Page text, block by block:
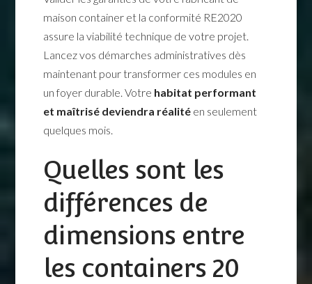
maison container et la conformité RE2020
assure la viabilité technique de votre projet.
Lancez vos démarches administratives dès
maintenant pour transformer ces modules en
un foyer durable. Votre habitat performant
et maîtrisé deviendra réalité en seulement
quelques mois.
Quelles sont les
différences de
dimensions entre
les containers 20